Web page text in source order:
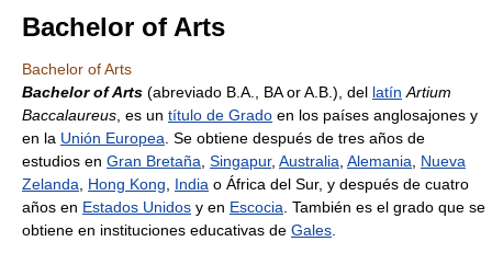
Bachelor of Arts
Bachelor of Arts
Bachelor of Arts (abreviado B.A., BA or A.B.), del latín Artium
Baccalaureus , es un título de Grado en los países anglosajones y
en la Unión Europea . Se obtiene después de tres años de
estudios en Gran Bretaña Singapur, Australia Alemania
Nueva
Zelanda
Hong Kong India o África del Sur, y después de cuatro
años en Estados Unidos y en Escocia . También es el grado que se
obtiene en instituciones educativas de Gales